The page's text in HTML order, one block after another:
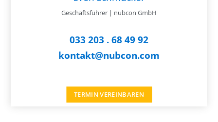
Geschäftsführer | nubcon GmbH
033 203 . 68 49 92
kontakt@nubcon.com
TERMIN VEREINBAREN